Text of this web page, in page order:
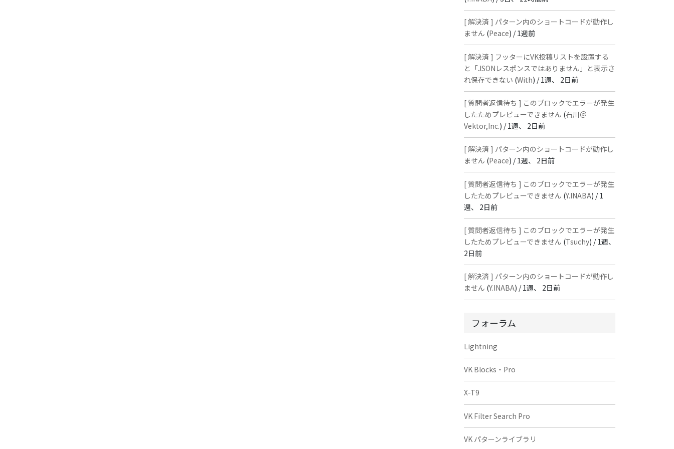
[ 解決済 ] パターン内のショートコードが動作し
ません (Peace) /1週前
[ 解決済 ] フッターにVK投稿リストを設置する
と「JSONレスポンスではありません」と表示さ
れ保存できない (With) /1週、 2日前
[ 質問者返信待ち ] このブロックでエラーが発生
したためプレビューできません (石川＠
Vektor,Inc.) /1週、 2日前
[ 解決済 ] パターン内のショートコードが動作し
ません (Peace) /1週、 2日前
[ 質問者返信待ち ] このブロックでエラーが発生
したためプレビューできません (Y.INABA) /1
週、 2日前
[ 質問者返信待ち ] このブロックでエラーが発生
したためプレビューできません (Tsuchy) /1週、
2日前
[ 解決済 ] パターン内のショートコードが動作し
ません (Y.INABA) /1週、 2日前
フォーラム
Lightning
VK Blocks・Pro
X-T9
VK Filter Search Pro
VK パターンライブラリ